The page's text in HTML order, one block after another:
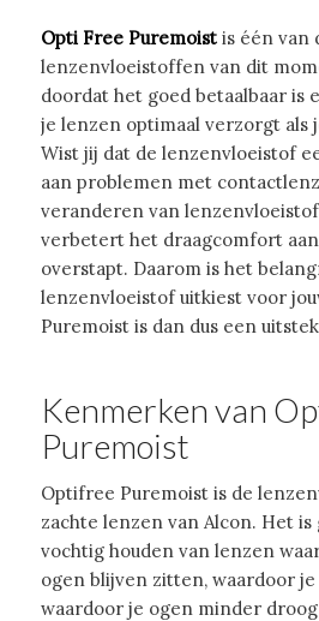
Opti Free Puremoistis één van
lenzenvloeistoffen van dit
doordat het goed betaalbaar is
je lenzen optimaal verzorgt als
Wist jij dat de lenzenvloeistof
aan problemen met
veranderen van
verbetert het draagcomfort
overstapt. Daarom is het
lenzenvloeistof uitkiest voor
Puremoist is dan dus een
Kenmerken van
Puremoist
Optifree Puremoist is de
zachte lenzen van Alcon. Het
vochtig houden van lenzen
ogen blijven zitten, waardoor
waardoor je ogen minder